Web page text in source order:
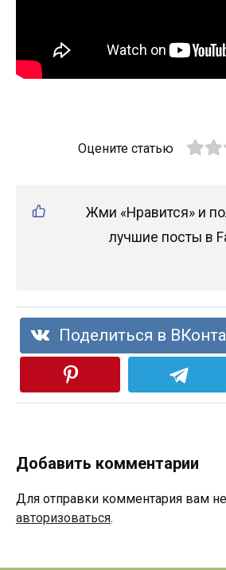
Оцените статью
Жми «Нравится» и
лучшие посты в
Поделиться в
Добавить комментарии
Для отправки комментария вам
авторизоваться.